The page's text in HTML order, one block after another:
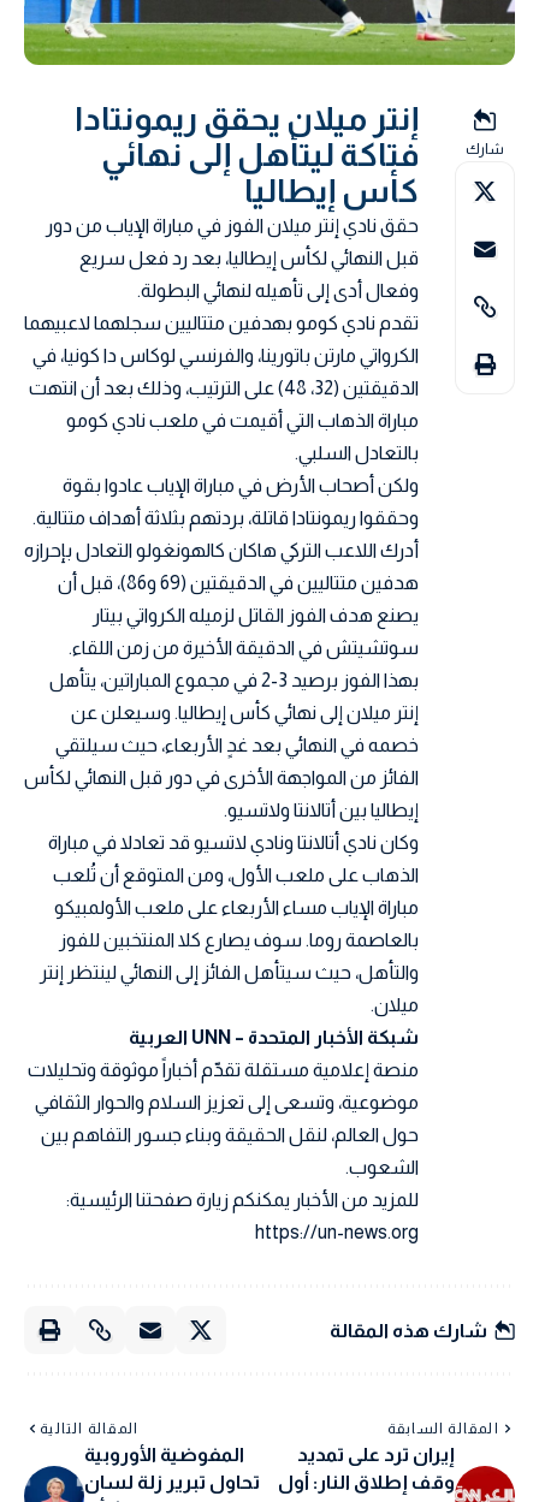
شارك
إنتر ميلان يحقق ريمونتادا
فتاكة ليتأهل إلى نهائي
كأس إيطاليا
حقق نادي إنتر ميلان الفوز في مباراة الإياب من دور
قبل النهائي لكأس إيطاليا، بعد رد فعل سريع
وفعال أدى إلى تأهيله لنهائي البطولة.
تقدم نادي كومو بهدفين متتاليين سجلهما لاعبيهما
الكرواتي مارتن باتورينا، والفرنسي لوكاس دا كونيا، في
الدقيقتين (32، 48) على الترتيب، وذلك بعد أن انتهت
مباراة الذهاب التي أقيمت في ملعب نادي كومو
بالتعادل السلبي.
ولكن أصحاب الأرض في مباراة الإياب عادوا بقوة
وحققوا ريمونتادا قاتلة، بردتهم بثلاثة أهداف متتالية.
أدرك اللاعب التركي هاكان كالهونغولو التعادل بإحرازه
هدفين متتاليين في الدقيقتين (69 و86)، قبل أن
يصنع هدف الفوز القاتل لزميله الكرواتي بيتار
سوتشيتش في الدقيقة الأخيرة من زمن اللقاء.
بهذا الفوز برصيد 3-2 في مجموع المباراتين، يتأهل
إنتر ميلان إلى نهائي كأس إيطاليا. وسيعلن عن
خصمه في النهائي بعد غدٍ الأربعاء، حيث سيلتقي
الفائز من المواجهة الأخرى في دور قبل النهائي لكأس
إيطاليا بين أتالانتا ولاتسيو.
وكان نادي أتالانتا ونادي لاتسيو قد تعادلا في مباراة
الذهاب على ملعب الأول، ومن المتوقع أن تُلعب
مباراة الإياب مساء الأربعاء على ملعب الأولمبيكو
بالعاصمة روما. سوف يصارع كلا المنتخبين للفوز
والتأهل، حيث سيتأهل الفائز إلى النهائي لينتظر إنتر
ميلان.
شبكة الأخبار المتحدة – UNN العربية
منصة إعلامية مستقلة تقدّم أخباراً موثوقة وتحليلات
موضوعية، وتسعى إلى تعزيز السلام والحوار الثقافي
حول العالم، لنقل الحقيقة وبناء جسور التفاهم بين
الشعوب.
للمزيد من الأخبار يمكنكم زيارة صفحتنا الرئيسية:
https://un-news.org
شارك هذه المقالة
المقالة السابقة
إيران ترد على تمديد
وقف إطلاق النار: أول
المقالة التالية
المفوضية الأوروبية
تحاول تبرير زلة لسان